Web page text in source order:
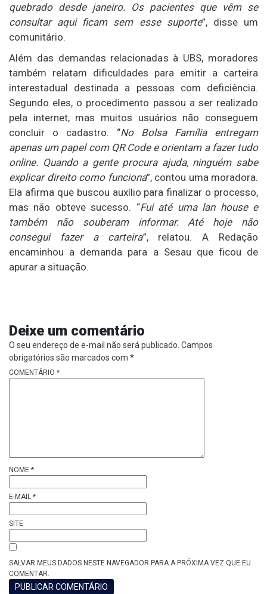
quebrado desde janeiro. Os pacientes que vêm se
consultar aqui ficam sem esse suporte”, disse um
comunitário.
Além das demandas relacionadas à UBS, moradores
também relatam dificuldades para emitir a carteira
interestadual destinada a pessoas com deficiência.
Segundo eles, o procedimento passou a ser realizado
pela internet, mas muitos usuários não conseguem
concluir o cadastro. “No Bolsa Família entregam
apenas um papel com QR Code e orientam a fazer tudo
online. Quando a gente procura ajuda, ninguém sabe
explicar direito como funciona”, contou uma moradora.
Ela afirma que buscou auxílio para finalizar o processo,
mas não obteve sucesso. “Fui até uma lan house e
também não souberam informar. Até hoje não
consegui fazer a carteira”, relatou.A Redação
encaminhou a demanda para a Sesau que ficou de
apurar a situação.
Deixe um comentário
O seu endereço de e-mail não será publicado. Campos
obrigatórios são marcados com *
COMENTÁRIO *
NOME *
E-MAIL *
SITE
SALVAR MEUS DADOS NESTE NAVEGADOR PARA A PRÓXIMA VEZ QUE EU
COMENTAR.